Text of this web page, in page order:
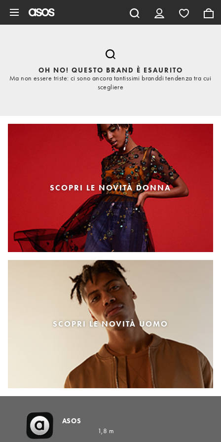
OH NO! QUESTO BRAND È ESAURITO
Ma non essere triste: ci sono ancora tantissimi branddi tendenza tra cui
scegliere
SCOPRI LE NOVITÀ DONNA
SCOPRI LE NOVITÀ UOMO
ASOS
1,8 m